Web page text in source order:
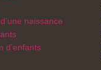
naissance
d’enfants